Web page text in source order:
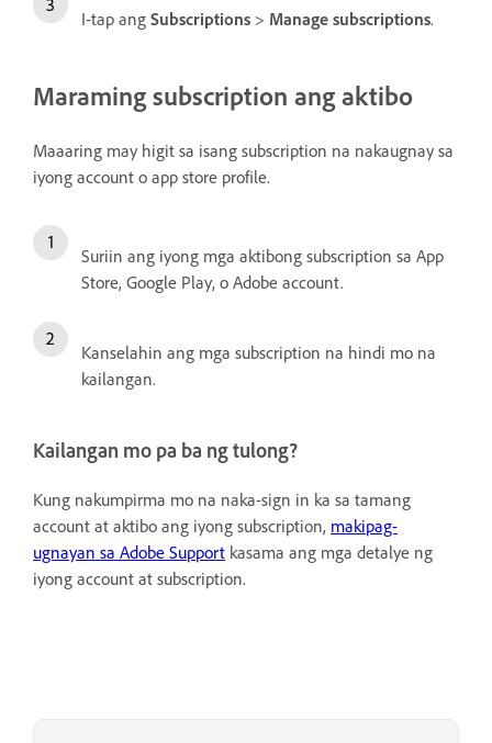
I-tap ang Subscriptions > Manage subscriptions.
Maraming subscription ang aktibo
Maaaring may higit sa isang subscription na nakaugnay sa
iyong account o app store profile.
Suriin ang iyong mga aktibong subscription sa App
Store, Google Play, o Adobe account.
Kanselahin ang mga subscription na hindi mo na
kailangan.
Kailangan mo pa ba ng tulong?
Kung nakumpirma mo na naka-sign in ka sa tamang
account at aktibo ang iyong subscription, makipag-
ugnayan sa Adobe Support kasama ang mga detalye ng
iyong account at subscription.